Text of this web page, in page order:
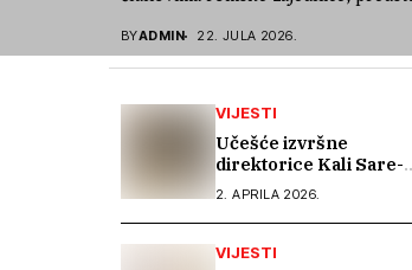
BYADMIN 22. JULA 2026.
VIJESTI
Učešće izvršne
direktorice Kali Sare-
Romskog
centra na 21. sastanku
Dijaloga Vijeća Evrope
romskim OCD
2. APRILA 2026.
VIJESTI